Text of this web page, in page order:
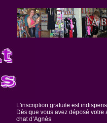
L'inscription gratuite est
Dès que vous avez déposé
chat d’Agnès